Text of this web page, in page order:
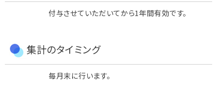
付与させていただいてから1年間有効です。
集計のタイミング
毎月末に行います。